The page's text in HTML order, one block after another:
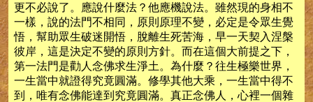
更不必說了。應說什麼法？他應機說法。雖然現的身相不
一樣，說的法門不相同，原則原理不變，必定是令眾生覺
悟，幫助眾生破迷開悟，脫離生死苦海，早一天契入涅槃
彼岸，這是決定不變的原則方針。而在這個大前提之下，
第一法門是勸人念佛求生淨土。為什麼？往生極樂世界，
一生當中就證得究竟圓滿。修學其他大乘，一生當中得不
到，唯有念佛能達到究竟圓滿。真正念佛人，心裡一個雜